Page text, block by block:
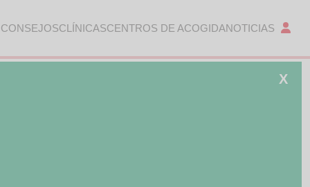
CLÍNICASCENTROS DE ACOGIDANOTICIAS
X